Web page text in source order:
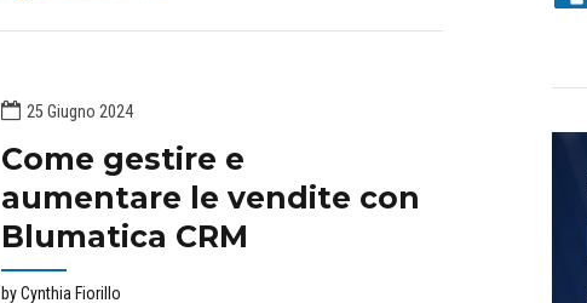
25 Giugno 2024
Come gestire e
aumentare le vendite con
Blumatica CRM
by Cynthia Fiorillo